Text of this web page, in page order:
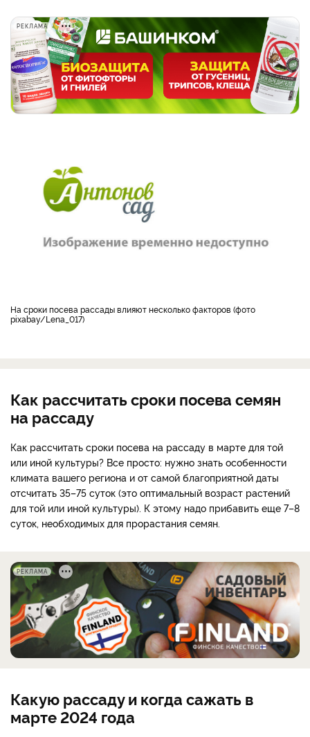
РЕКЛАМА
На сроки посева рассады влияют несколько факторов (фото
pixabay/Lena_017)
Как рассчитать сроки посева семян
на рассаду
Как рассчитать сроки посева на рассаду в марте для той
или иной культуры? Все просто: нужно знать особенности
климата вашего региона и от самой благоприятной даты
отсчитать 35–75 суток (это оптимальный возраст растений
для той или иной культуры). К этому надо прибавить еще 7–8
суток, необходимых для прорастания семян.
РЕКЛАМА
Какую рассаду и когда сажать в
марте 2024 года